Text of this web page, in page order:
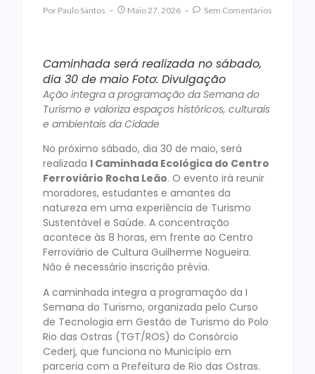
Por Paulo Santos Maio 27, 2026 Sem Comentários
Caminhada será realizada no sábado,
dia 30 de maio Foto: Divulgação
Ação integra a programação da Semana do
Turismo e valoriza espaços históricos, culturais
e ambientais da Cidade
No próximo sábado, dia 30 de maio, será
realizada I Caminhada Ecológica do Centro
Ferroviário Rocha Leão. O evento irá reunir
moradores, estudantes e amantes da
natureza em uma experiência de Turismo
Sustentável e Saúde. A concentração
acontece às 8 horas, em frente ao Centro
Ferroviário de Cultura Guilherme Nogueira.
Não é necessário inscrição prévia.
A caminhada integra a programação da I
Semana do Turismo, organizada pelo Curso
de Tecnologia em Gestão de Turismo do Polo
Rio das Ostras (TGT/ROS) do Consórcio
Cederj, que funciona no Município em
parceria com a Prefeitura de Rio das Ostras.